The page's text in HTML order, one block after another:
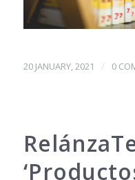
20 JANUARY, 2021 / 0